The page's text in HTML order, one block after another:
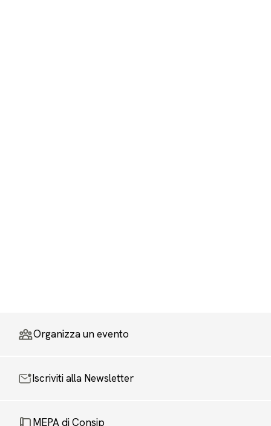
Organizza un evento
Iscriviti alla Newsletter
MEPA di Consip